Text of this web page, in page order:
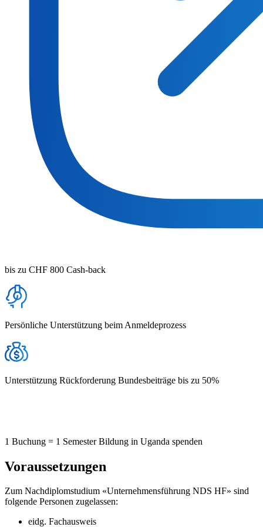
bis zu CHF 800 Cash-back
Persönliche Unterstützung beim Anmeldeprozess
Unterstützung Rückforderung Bundesbeiträge bis zu 50%
1 Buchung = 1 Semester Bildung in Uganda spenden
Voraussetzungen
Zum Nachdiplomstudium «Unternehmensführung NDS HF» sind
folgende Personen zugelassen:
eidg. Fachausweis